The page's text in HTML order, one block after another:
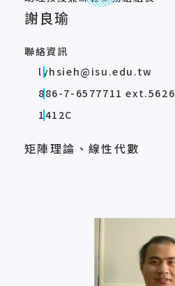
謝良瑜
聯絡資訊
lyhsieh@isu.edu.tw
886-7-6577711 ext.5626
1412C
矩陣理論、線性代數